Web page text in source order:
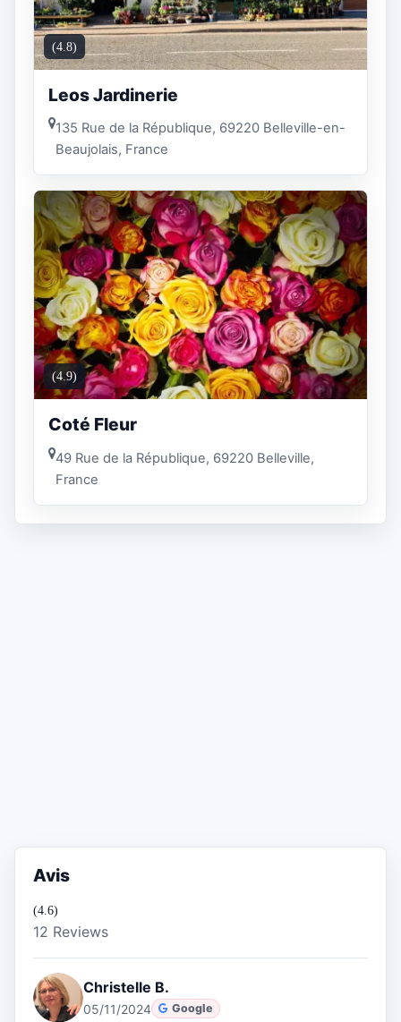
(4.8)
Leos Jardinerie
135 Rue de la République, 69220 Belleville-en-
Beaujolais, France
(4.9)
Coté Fleur
49 Rue de la République, 69220 Belleville,
France
Avis
(4.6)
12 Reviews
Christelle B.
05/11/2024 Google